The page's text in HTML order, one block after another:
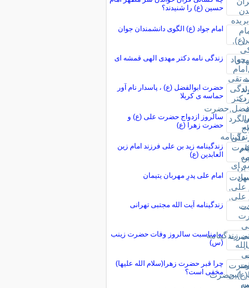
حسین (ع) را شنیدند؟
امام جواد (ع) الگوى دانشمندان جوان
زندگی نامه دکتر مهدی الهی قمشه ای
حضرت ابوالفضل (ع) ، پاسدار نام آور
حماسه ی کربلا
سالروز ازدواج حضرت علی (ع) و
حضرت زهرا (ع)
زندگینامه زید بن علی فرزند امام زین
العابدین (ع)
امام علی پدرِ مهربان یتیمان
زندگینامه آیت الله مجتبی تهرانی
به مناسبت سالروز وفات حضرت زينب
(س)
چرا قبر حضرت زهرا(سلام الله علیها)
مخفی است؟